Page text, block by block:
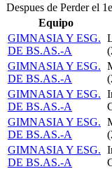
Despues de Perder el
Equipo
GIMNASIA Y ESG.
DE BS.AS.-A
GIMNASIA Y ESG.
DE BS.AS.-A
GIMNASIA Y ESG.
DE BS.AS.-A
GIMNASIA Y ESG.
DE BS.AS.-A
GIMNASIA Y ESG.
DE BS.AS.-A